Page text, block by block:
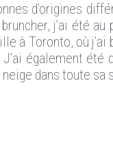
d’origines
j’ai été au
à Toronto, où
également
dans toute sa